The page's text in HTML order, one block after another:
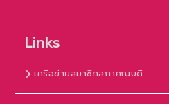
Links
เครือข่ายสมาชิกสภาคณบดี